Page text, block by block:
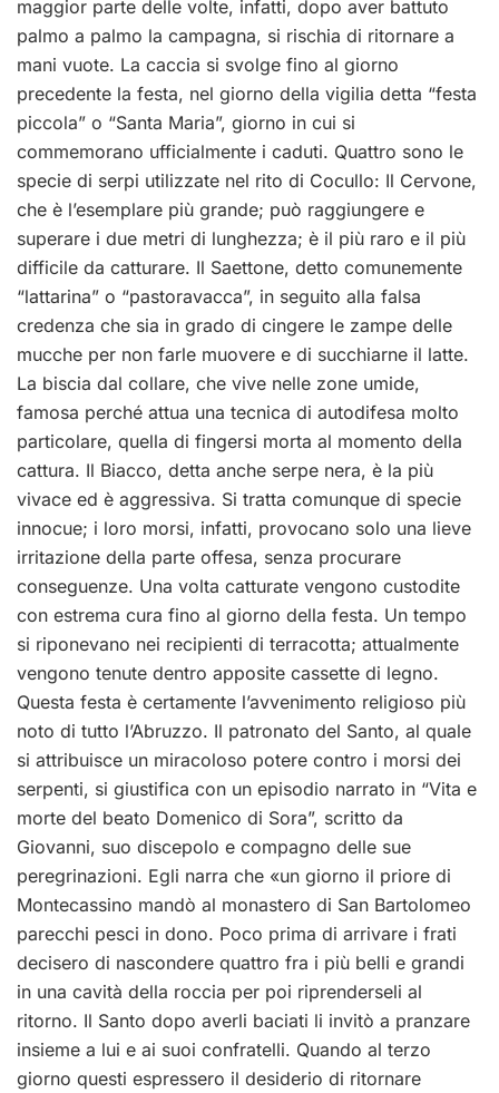
maggior parte delle volte, infatti, dopo aver battuto
palmo a palmo la campagna, si rischia di ritornare a
mani vuote. La caccia si svolge fino al giorno
precedente la festa, nel giorno della vigilia detta “festa
piccola” o “Santa Maria”, giorno in cui si
commemorano ufficialmente i caduti. Quattro sono le
specie di serpi utilizzate nel rito di Cocullo: Il Cervone,
che è l’esemplare più grande; può raggiungere e
superare i due metri di lunghezza; è il più raro e il più
difficile da catturare. Il Saettone, detto comunemente
“lattarina” o “pastoravacca”, in seguito alla falsa
credenza che sia in grado di cingere le zampe delle
mucche per non farle muovere e di succhiarne il latte.
La biscia dal collare, che vive nelle zone umide,
famosa perché attua una tecnica di autodifesa molto
particolare, quella di fingersi morta al momento della
cattura. Il Biacco, detta anche serpe nera, è la più
vivace ed è aggressiva. Si tratta comunque di specie
innocue; i loro morsi, infatti, provocano solo una lieve
irritazione della parte offesa, senza procurare
conseguenze. Una volta catturate vengono custodite
con estrema cura fino al giorno della festa. Un tempo
si riponevano nei recipienti di terracotta; attualmente
vengono tenute dentro apposite cassette di legno.
Questa festa è certamente l’avvenimento religioso più
noto di tutto l’Abruzzo. Il patronato del Santo, al quale
si attribuisce un miracoloso potere contro i morsi dei
serpenti, si giustifica con un episodio narrato in “Vita e
morte del beato Domenico di Sora”, scritto da
Giovanni, suo discepolo e compagno delle sue
peregrinazioni. Egli narra che «un giorno il priore di
Montecassino mandò al monastero di San Bartolomeo
parecchi pesci in dono. Poco prima di arrivare i frati
decisero di nascondere quattro fra i più belli e grandi
in una cavità della roccia per poi riprenderseli al
ritorno. Il Santo dopo averli baciati li invitò a pranzare
insieme a lui e ai suoi confratelli. Quando al terzo
giorno questi espressero il desiderio di ritornare